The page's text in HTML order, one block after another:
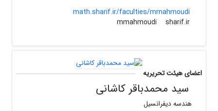
math.sharif.ir/faculties/mmahmoudi
mmahmoudi
sharif.ir
اعضای هیئت تحریریه
سید محمدباقر کاشانی
هندسه دیفرانسیل